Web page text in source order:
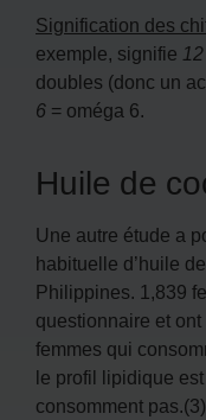
Signification des
exemple, signifie 12
doubles (donc un
6 = oméga 6.
Huile de
Une autre étude a
habituelle d’huile
Philippines. 1,839
questionnaire et
femmes qui
le profil lipidique
consomment pas.(3)